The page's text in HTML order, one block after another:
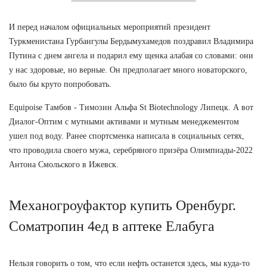
И перед началом официальных мероприятий президент
Туркменистана Гурбангулы Бердымухамедов поздравил Владимира
Путина с днем ангела и подарил ему щенка алабая со словами: они
у нас здоровые, но верные. Он предполагает много новаторского,
было бы круто попробовать.
Equipoise Тамбов - Tимозин Альфа St Biotechnology Липецк. А вот
Диалог-Оптим с мутными активами и мутным менеджементом
ушел под воду. Ранее спортсменка написала в социальных сетях,
что проводила своего мужа, серебряного призёра Олимпиады-2022
Антона Смольского в Ижевск.
Механогроуфактор купить Оренбург.
Cоматропин 4ед в аптеке Елабуга
Нельзя говорить о том, что если нефть останется здесь, мы куда-то